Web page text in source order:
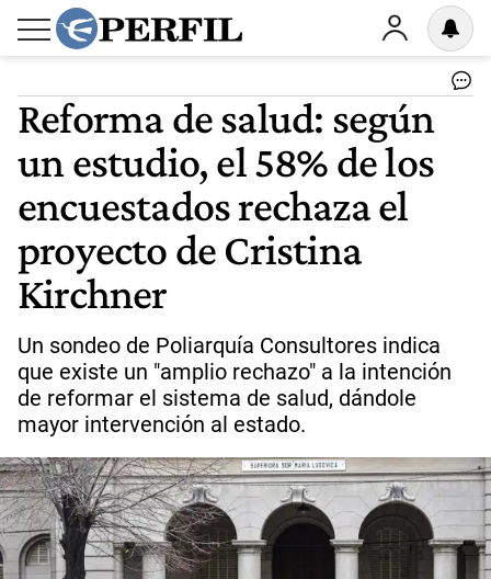
Reforma de salud: según
un estudio, el 58% de los
encuestados rechaza el
proyecto de Cristina
Kirchner
Un sondeo de Poliarquía Consultores indica
que existe un "amplio rechazo" a la intención
de reformar el sistema de salud, dándole
mayor intervención al estado.